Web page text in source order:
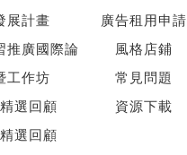
展計畫
推廣國際論
工作坊
選回顧
選回顧
廣告租用申請
風格店鋪
常見問題
資源下載